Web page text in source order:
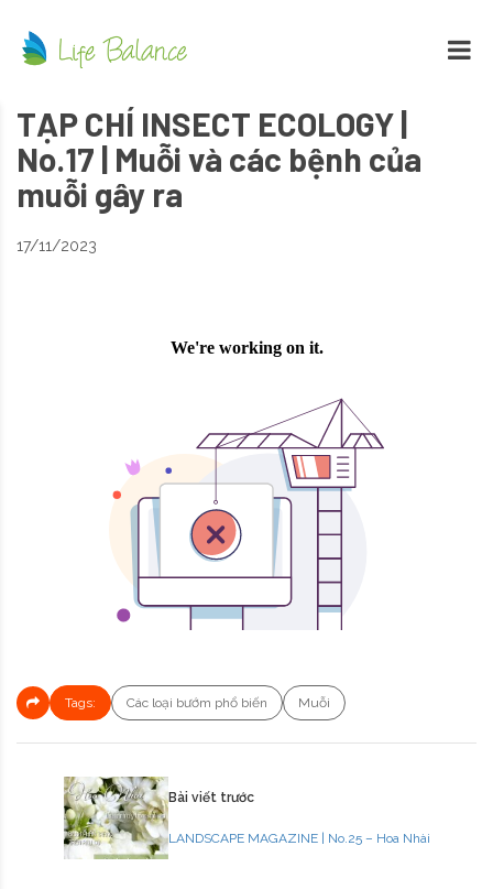
TẠP CHÍ INSECT ECOLOGY |
No.17 | Muỗi và các bệnh của
muỗi gây ra
17/11/2023
Tags: Các loại bướm phổ biến Muỗi
Bài viết trước
LANDSCAPE MAGAZINE | No.25 – Hoa Nhài